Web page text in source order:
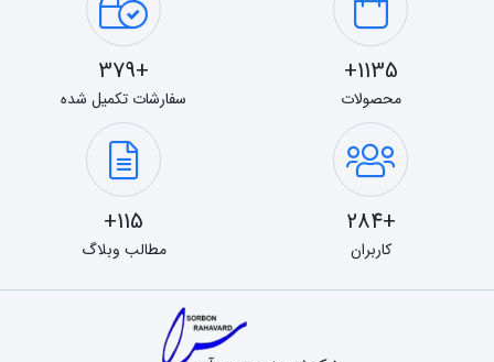
1135+
محصولات
+379
سفارشات تکمیل شده
+284
کاربران
115+
مطالب وبلاگ